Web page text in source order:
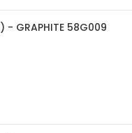
GRAPHITE 58G009